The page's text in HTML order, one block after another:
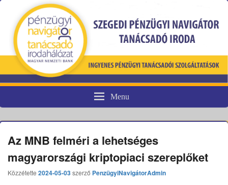
Pénzügyi fogyasztóvédelem
Menu
Az MNB felméri a lehetséges
magyarországi kriptopiaci szereplőket
Közzétette 2024-05-03szerző PenzügyiNavigátorAdmin